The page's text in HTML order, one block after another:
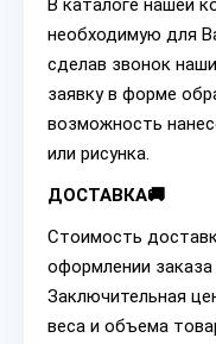
В каталоге нашей
необходимую для
сделав звонок
заявку в форме
возможность
или рисунка.
ДОСТАВКА🚚
Стоимость
оформлении
Заключительная
веса и объема